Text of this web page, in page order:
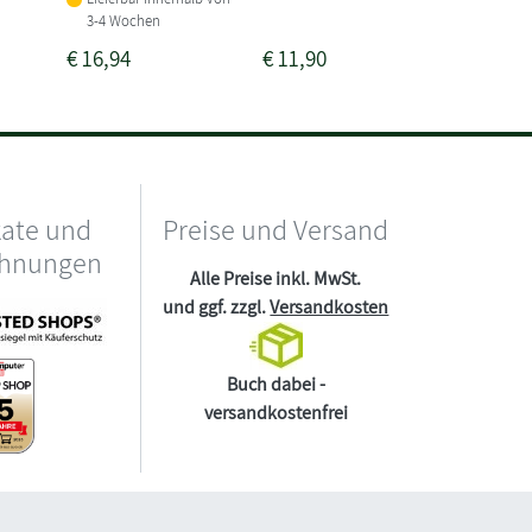
3-4 Wochen
€16,94 €11,90
und
Preise und Versand
Alle Preise inkl. MwSt.
und ggf. zzgl.Versandkosten
Buch dabei -
versandkostenfrei